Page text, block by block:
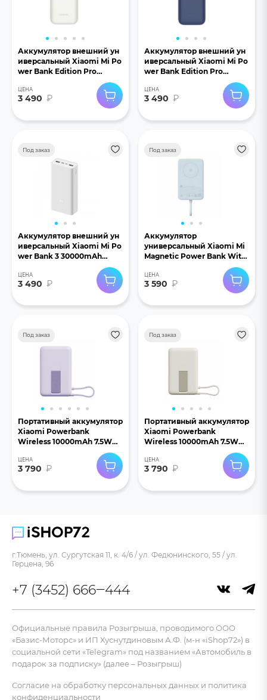
Аккумулятор внешний ун
иверсальный Xiaomi Mi Po
wer Bank Edition Pro
ЦЕНА
3 490 ₽
Аккумулятор внешний ун
иверсальный Xiaomi Mi Po
wer Bank Edition Pro
ЦЕНА
3 490 ₽
Под заказ
Аккумулятор внешний ун
иверсальный Xiaomi Mi Po
wer Bank 3 30000mAh
ЦЕНА
3 490 ₽
Под заказ
Аккумулятор
универсальный Xiaomi Mi
Magnetic Power Bank With
Cable USB-C 10000mAh
33W голубой
ЦЕНА
3 590 ₽
Под заказ
Портативный аккумулятор
Xiaomi Powerbank
Wireless 10000mAh 7.5W
WPB1007Z фиолетовый
ЦЕНА
3 790 ₽
Под заказ
Портативный аккумулятор
Xiaomi Powerbank
Wireless 10000mAh 7.5W
ЦЕНА
3 790 ₽
+7 (3452) 666‒444
г.Тюмень, ул. Сургутская 11, к. 4/6 / ул. Федюнинского, 55 / ул.
Герцена, 96
Согласие на обработку персональных данных и политика
конфиденциальности
Официальные правила Розыгрыша, проводимого ООО
«Базис-Моторс» и ИП Хуснутдиновым А.Ф. (м-н «iShop72») в
социальной сети «Telegram» под названием «Автомобиль в
подарок за подписку» (далее – Розыгрыш)